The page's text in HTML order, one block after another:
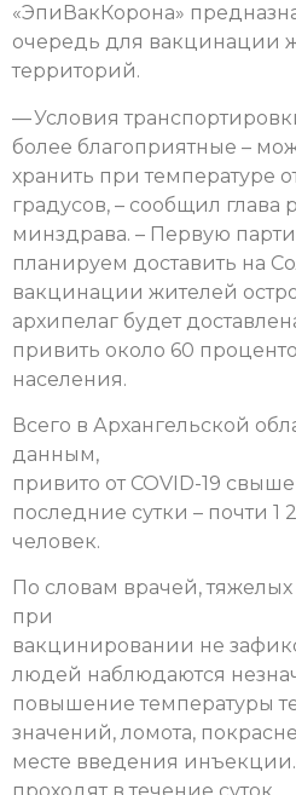
«ЭпиВакКорона»
очередь для вакцинации
территорий.
— Условия
более благоприятные –
хранить при температуре
градусов, – сообщил глава
минздрава. – Первую
планируем доставить на
вакцинации жителей
архипелаг будет
привить около 60
населения.
Всего в Архангельской
данным,
привито от COVID-19
последние сутки – почти 1
человек.
По словам врачей,
при
вакцинировании не
людей наблюдаются
повышение температуры
значений, ломота,
месте введения